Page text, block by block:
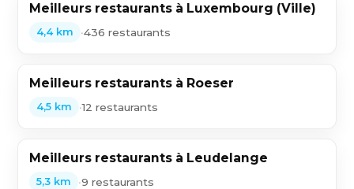
Meilleurs restaurants à Luxembourg (Ville)
4,4 km •436 restaurants
Meilleurs restaurants à Roeser
4,5 km •12 restaurants
Meilleurs restaurants à Leudelange
5,3 km •9 restaurants